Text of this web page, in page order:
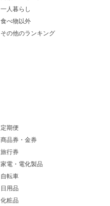
一人暮らし
食べ物以外
その他のランキング
定期便
商品券・金券
旅行券
家電・電化製品
自転車
日用品
化粧品